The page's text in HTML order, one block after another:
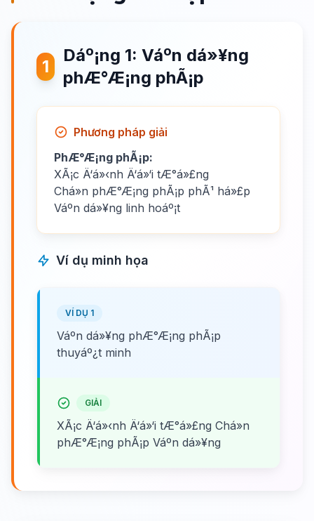
1
Dáº¡ng 1: Váº­n dá»¥ng
phÆ°Æ¡ng phÃ¡p
Phương pháp giải
PhÆ°Æ¡ng phÃ¡p:
XÃ¡c Ä‘á»‹nh Ä‘á»‘i tÆ°á»£ng
Chá»n phÆ°Æ¡ng phÃ¡p phÃ¹ há»£p
Váº­n dá»¥ng linh hoáº¡t
Ví dụ minh họa
VÍ DỤ 1
Váº­n dá»¥ng phÆ°Æ¡ng phÃ¡p
thuyáº¿t minh
GIẢI
XÃ¡c Ä‘á»‹nh Ä‘á»‘i tÆ°á»£ng Chá»n
phÆ°Æ¡ng phÃ¡p Váº­n dá»¥ng